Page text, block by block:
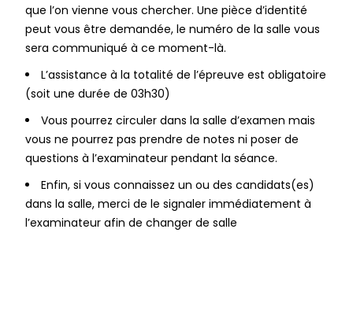
que l’on vienne vous chercher. Une pièce d’identité
peut vous être demandée, le numéro de la salle vous
sera communiqué à ce moment-là.
L’assistance à la totalité de l’épreuve est obligatoire
(soit une durée de 03h30)
Vous pourrez circuler dans la salle d’examen mais
vous ne pourrez pas prendre de notes ni poser de
questions à l’examinateur pendant la séance.
Enfin, si vous connaissez un ou des candidats(es)
dans la salle, merci de le signaler immédiatement à
l’examinateur afin de changer de salle